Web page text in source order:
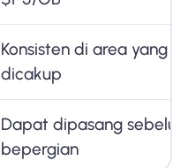
Konsisten di area yang
dicakup
Dapat dipasang
bepergian